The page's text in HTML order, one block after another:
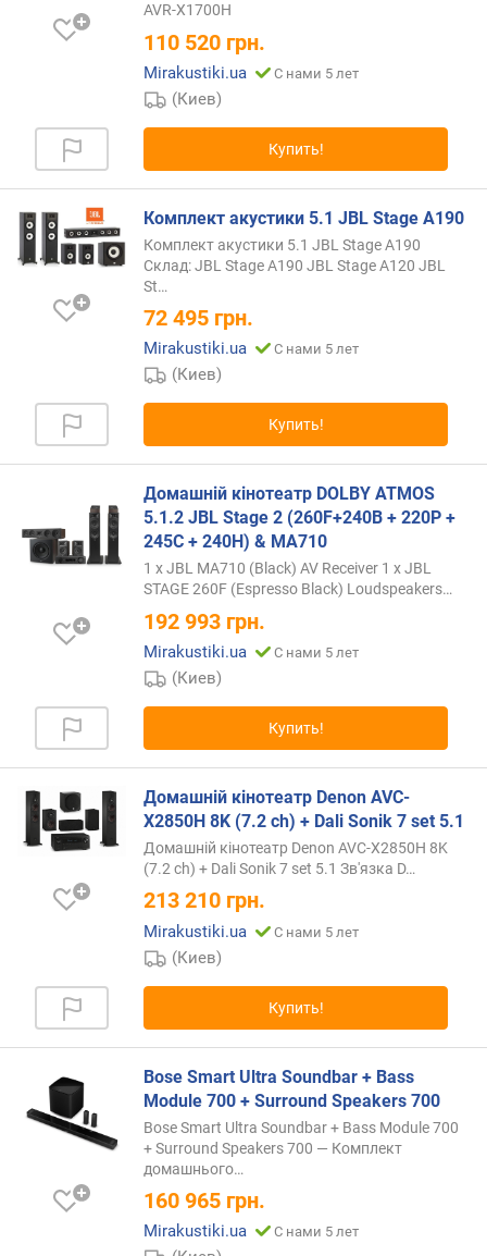
о
M
)
(
В
т
к
а
(
R
(
/
а
л
)
ц
р
R
M
S
(
/
к
AVR-X1700H
110 520 грн.
Mirakustiki.ua С нами 5 лет
(Киев)
Купить!
Комплект акустики 5.1 JBL Stage A190
Комплект акустики 5.1 JBL Stage A190
Склад: JBL Stage A190 JBL Stage A120 JBL
St…
72 495 грн.
Mirakustiki.ua С нами 5 лет
(Киев)
Купить!
Домашній кінотеатр DOLBY ATMOS
5.1.2 JBL Stage 2 (260F+240B + 220P +
245C + 240H) & MA710
1 x JBL MA710 (Black) AV Receiver 1 x JBL
STAGE 260F (Espresso Black) Loudspeakers…
192 993 грн.
Mirakustiki.ua С нами 5 лет
(Киев)
Купить!
Домашній кінотеатр Denon AVC-
X2850H 8K (7.2 ch) + Dali Sonik 7 set 5.1
Домашній кінотеатр Denon AVC-X2850H 8K
(7.2 ch) + Dali Sonik 7 set 5.1 Зв'язка D…
213 210 грн.
Mirakustiki.ua С нами 5 лет
(Киев)
Купить!
Bose Smart Ultra Soundbar + Bass
Module 700 + Surround Speakers 700
Bose Smart Ultra Soundbar + Bass Module 700
+ Surround Speakers 700 — Комплект
домашнього…
160 965 грн.
Mirakustiki.ua С нами 5 лет